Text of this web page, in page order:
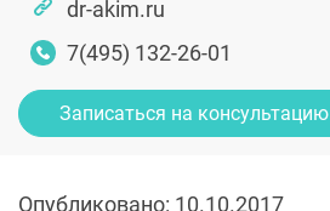
dr-akim.ru
7(495) 132-26-01
Записаться на консультацию
Опубликовано: 10.10.2017